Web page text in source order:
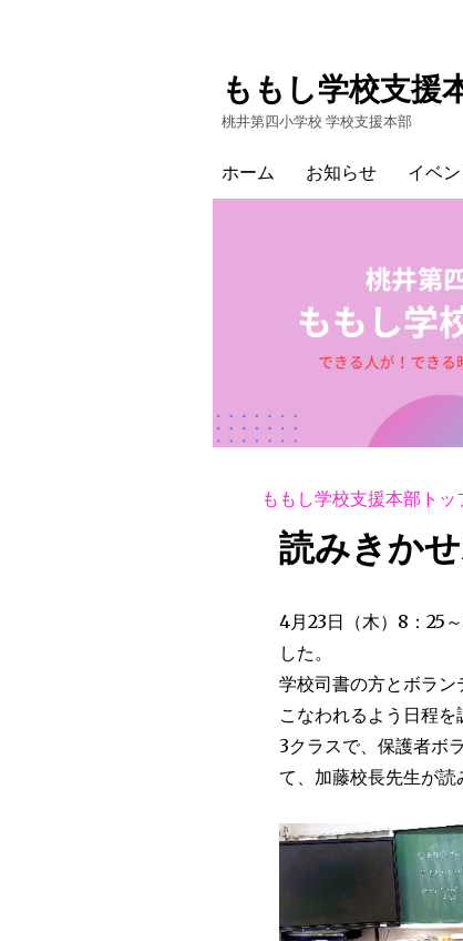
ももし学校支援
桃井第四小学校 学校支援本部
ホーム お知らせ イベ
ももし学校支援本部トッ
読みきか
4月23日（木）8：25
した。
学校司書の方とボラ
こなわれるよう日程
3クラスで、保護者ボ
て、加藤校長先生が読